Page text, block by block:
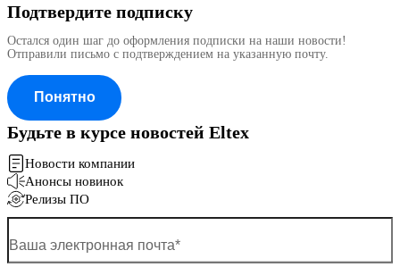
Подтвердите подписку
Остался один шаг до оформления подписки на наши новости!
Отправили письмо с подтверждением на указанную почту.
Понятно
Будьте в курсе новостей Eltex
Новости компании
Анонсы новинок
Релизы ПО